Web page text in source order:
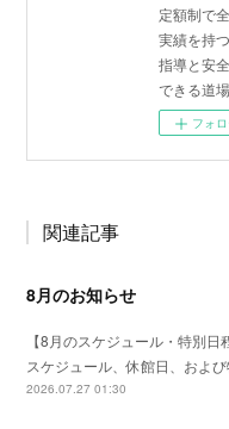
定額制で
実績を持
指導と安
できる道場
フォ
関連記事
8月のお知らせ
【8月のスケジュール・特別
スケジュール、休館日、およ
2026.07.27 01:30